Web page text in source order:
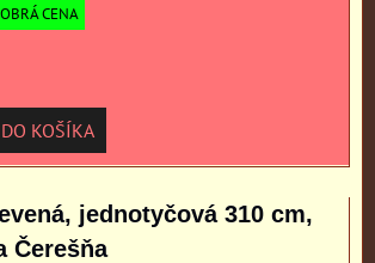
CENA
KOŠÍKA
jednotyčová 310 cm,
Čerešňa